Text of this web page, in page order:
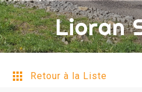
Lioran
Retour à la Liste